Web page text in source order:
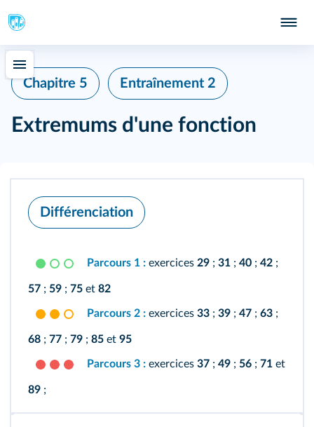
Chapitre 5 Entraînement 2
Extremums d'une fonction
Différenciation
Parcours 1 : exercices 29 ; 31 ; 40 ; 42 ;
57 ; 59 ; 75 et 82
Parcours 2 : exercices 33 ; 39 ; 47 ; 63 ;
68 ; 77 ; 79 ; 85 et 95
Parcours 3 : exercices 37 ; 49 ; 56 ; 71 et
89 ;